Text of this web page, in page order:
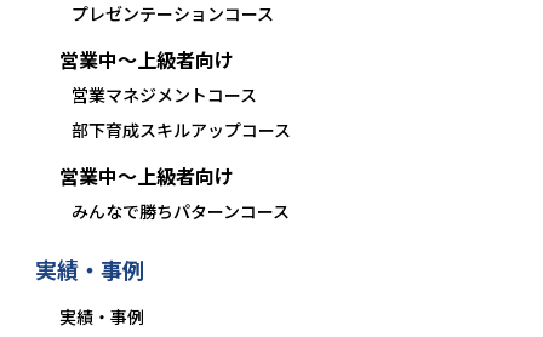
プレゼンテーションコース
営業中〜上級者向け
営業マネジメントコース
部下育成スキルアップコース
営業中〜上級者向け
みんなで勝ちパターンコース
実績・事例
実績・事例